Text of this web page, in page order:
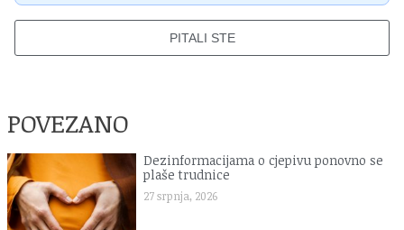
PITALI STE
POVEZANO
Dezinformacijama o cjepivu ponovno se
plaše trudnice
27 srpnja, 2026